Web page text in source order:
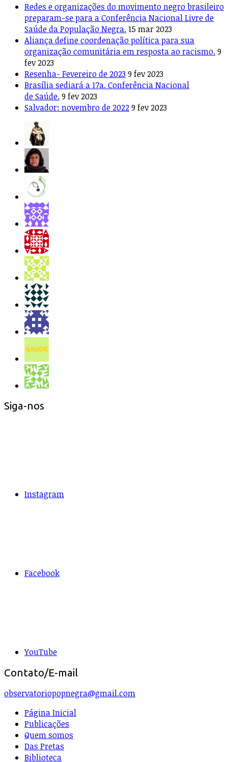
Redes e organizações do movimento negro brasileiro
preparam-se para a Conferência Nacional Livre de
Saúde da População Negra.15 mar 2023
Aliança define coordenação política para sua
organização comunitária em resposta ao racismo.9
fev 2023
Resenha- Fevereiro de 2023 9 fev 2023
Brasília sediará a 17a. Conferência Nacional
de Saúde.9 fev 2023
Salvador: novembro de 20229 fev 2023
Siga-nos
Instagram
Facebook
YouTube
Contato/E-mail
observatoriopopnegra@gmail.com
Página Inicial
Publicações
Quem somos
Das Pretas
Biblioteca